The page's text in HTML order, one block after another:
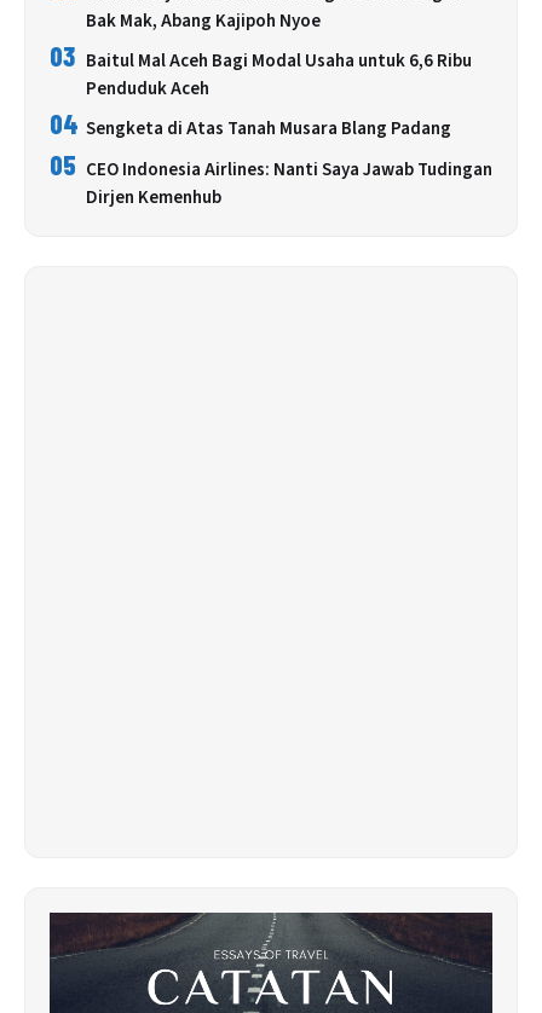
Bak Mak, Abang Kajipoh Nyoe
03 Baitul Mal Aceh Bagi Modal Usaha untuk 6,6 Ribu
Penduduk Aceh
04 Sengketa di Atas Tanah Musara Blang Padang
05 CEO Indonesia Airlines: Nanti Saya Jawab Tudingan
Dirjen Kemenhub